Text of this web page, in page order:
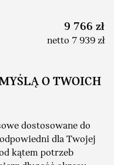
9 766 zł
netto 7 939 zł
O TWOICH
dostosowane do
dla Twojej
kątem potrzeb